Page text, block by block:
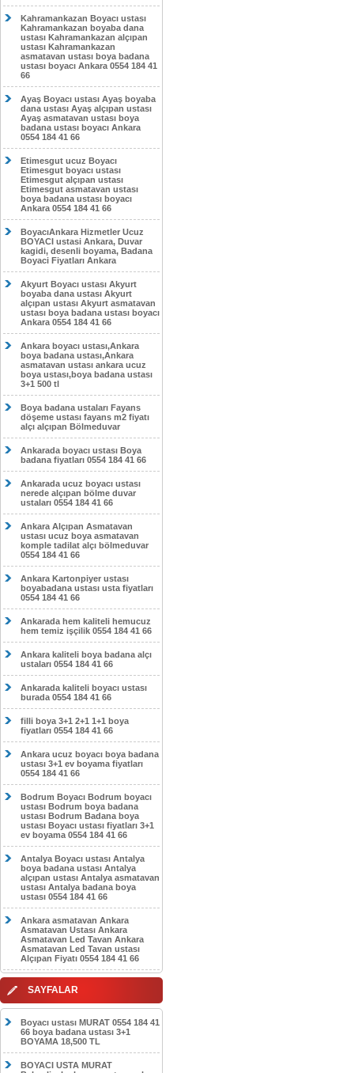
Kahramankazan Boyacı ustası
Kahramankazan boyaba dana
ustası Kahramankazan alçıpan
ustası Kahramankazan
asmatavan ustası boya badana
ustası boyacı Ankara 0554 184 41
66
Ayaş Boyacı ustası Ayaş boyaba
dana ustası Ayaş alçıpan ustası
Ayaş asmatavan ustası boya
badana ustası boyacı Ankara
0554 184 41 66
Etimesgut ucuz Boyacı
Etimesgut boyacı ustası
Etimesgut alçıpan ustası
Etimesgut asmatavan ustası
boya badana ustası boyacı
Ankara 0554 184 41 66
BoyacıAnkara Hizmetler Ucuz
BOYACI ustasi Ankara, Duvar
kagidi, desenli boyama, Badana
Boyaci Fiyatları Ankara
Akyurt Boyacı ustası Akyurt
boyaba dana ustası Akyurt
alçıpan ustası Akyurt asmatavan
ustası boya badana ustası boyacı
Ankara 0554 184 41 66
Ankara boyacı ustası,Ankara
boya badana ustası,Ankara
asmatavan ustası ankara ucuz
boya ustası,boya badana ustası
3+1 500 tl
Boya badana ustaları Fayans
döşeme ustası fayans m2 fiyatı
alçı alçıpan Bölmeduvar
Ankarada boyacı ustası Boya
badana fiyatları 0554 184 41 66
Ankarada ucuz boyacı ustası
nerede alçıpan bölme duvar
ustaları 0554 184 41 66
Ankara Alçıpan Asmatavan
ustası ucuz boya asmatavan
komple tadilat alçı bölmeduvar
0554 184 41 66
Ankara Kartonpiyer ustası
boyabadana ustası usta fiyatları
0554 184 41 66
Ankarada hem kaliteli hemucuz
hem temiz işçilik 0554 184 41 66
Ankara kaliteli boya badana alçı
ustaları 0554 184 41 66
Ankarada kaliteli boyacı ustası
burada 0554 184 41 66
filli boya 3+1 2+1 1+1 boya
fiyatları 0554 184 41 66
Ankara ucuz boyacı boya badana
ustası 3+1 ev boyama fiyatları
0554 184 41 66
Bodrum Boyacı Bodrum boyacı
ustası Bodrum boya badana
ustası Bodrum Badana boya
ustası Boyacı ustası fiyatları 3+1
ev boyama 0554 184 41 66
Antalya Boyacı ustası Antalya
boya badana ustası Antalya
alçıpan ustası Antalya asmatavan
ustası Antalya badana boya
ustası 0554 184 41 66
Ankara asmatavan Ankara
Asmatavan Ustası Ankara
Asmatavan Led Tavan Ankara
Asmatavan Led Tavan ustası
Alçıpan Fiyatı 0554 184 41 66
SAYFALAR
Boyacı ustası MURAT 0554 184 41
66 boya badana ustası 3+1
BOYAMA 18,500 TL
BOYACI USTA MURAT